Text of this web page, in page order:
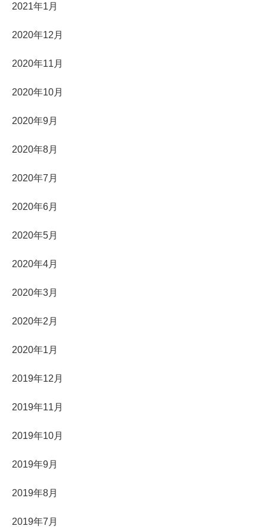
2021年1月
2020年12月
2020年11月
2020年10月
2020年9月
2020年8月
2020年7月
2020年6月
2020年5月
2020年4月
2020年3月
2020年2月
2020年1月
2019年12月
2019年11月
2019年10月
2019年9月
2019年8月
2019年7月